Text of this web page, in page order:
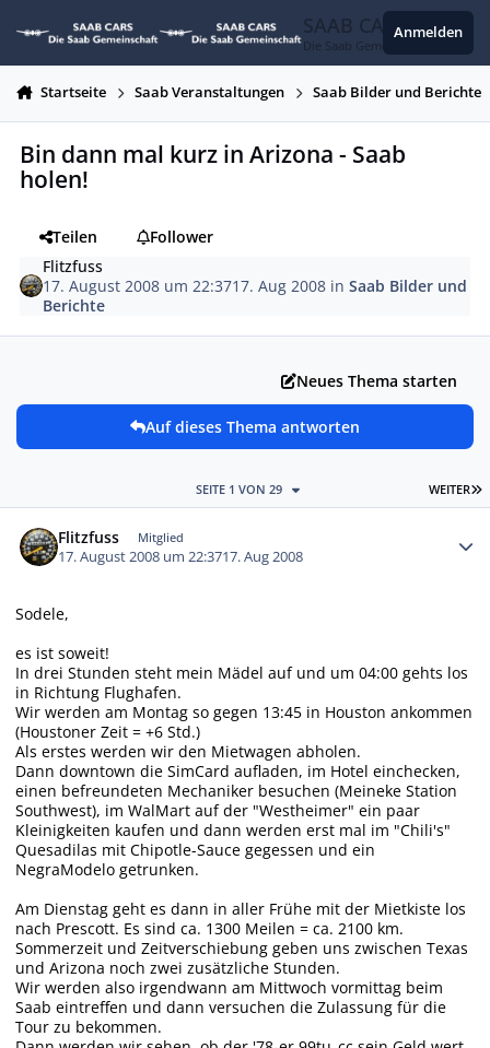
SAAB CARS
Die Saab Gemeinschaft
Anmelden
Startseite Saab Veranstaltungen Saab Bilder und Berichte
Bin dann mal kurz in Arizona - Saab
holen!
Teilen
Follower
Flitzfuss
17. August 2008 um 22:3717. Aug 2008 inSaab Bilder und
Berichte
Neues Thema starten
Auf dieses Thema antworten
WEITER
SEITE 1 VON 29
Flitzfuss Mitglied
17. August 2008 um 22:3717. Aug 2008
Sodele,
es ist soweit!
In drei Stunden steht mein Mädel auf und um 04:00 gehts los
in Richtung Flughafen.
Wir werden am Montag so gegen 13:45 in Houston ankommen
(Houstoner Zeit = +6 Std.)
Als erstes werden wir den Mietwagen abholen.
Dann downtown die SimCard aufladen, im Hotel einchecken,
einen befreundeten Mechaniker besuchen (Meineke Station
Southwest), im WalMart auf der "Westheimer" ein paar
Kleinigkeiten kaufen und dann werden erst mal im "Chili's"
Quesadilas mit Chipotle-Sauce gegessen und ein
NegraModelo getrunken.
Am Dienstag geht es dann in aller Frühe mit der Mietkiste los
nach Prescott. Es sind ca. 1300 Meilen = ca. 2100 km.
Sommerzeit und Zeitverschiebung geben uns zwischen Texas
und Arizona noch zwei zusätzliche Stunden.
Wir werden also irgendwann am Mittwoch vormittag beim
Saab eintreffen und dann versuchen die Zulassung für die
Tour zu bekommen.